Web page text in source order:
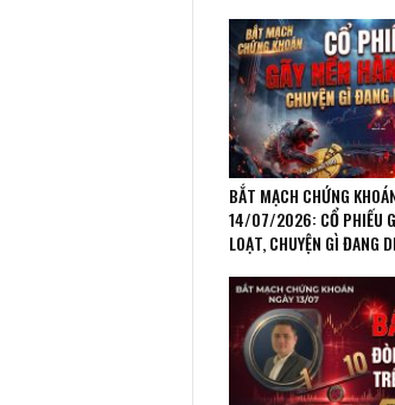
BẮT MẠCH CHỨNG
14/07/2026: CỔ PHIẾU
LOẠT, CHUYỆN GÌ ĐANG